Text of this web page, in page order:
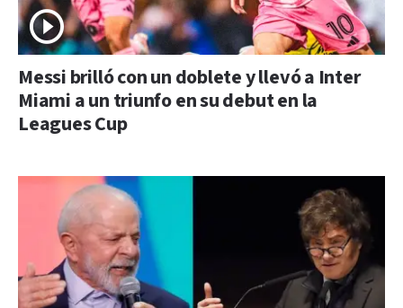
Messi brilló con un doblete y llevó a Inter
Miami a un triunfo en su debut en la
Leagues Cup